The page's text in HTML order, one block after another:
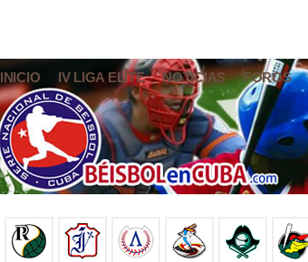
INICIO IV LIGA ELITE NOTICIAS FOROS